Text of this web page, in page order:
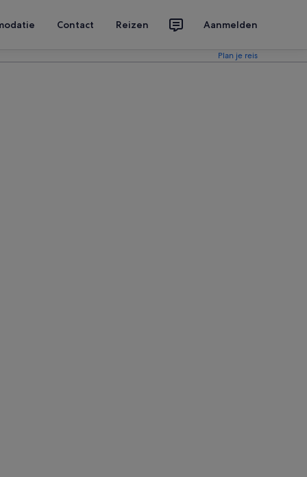
Contact Reizen Aanmelden
Plan je reis